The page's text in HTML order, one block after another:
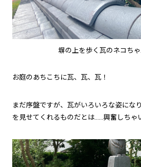
塀の上を歩く瓦のネコち
お庭のあちこちに瓦、瓦、瓦！
まだ序盤ですが、瓦がいろいろな姿にな
を見せてくれるものだとは……興奮しちゃ